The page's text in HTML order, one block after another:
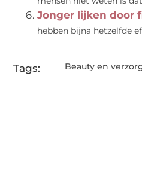
Jonger lijken door
hebben bijna hetzelfde
Tags: Beauty en